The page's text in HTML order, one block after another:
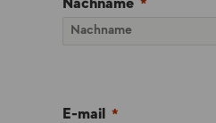
Nachname
E-mail